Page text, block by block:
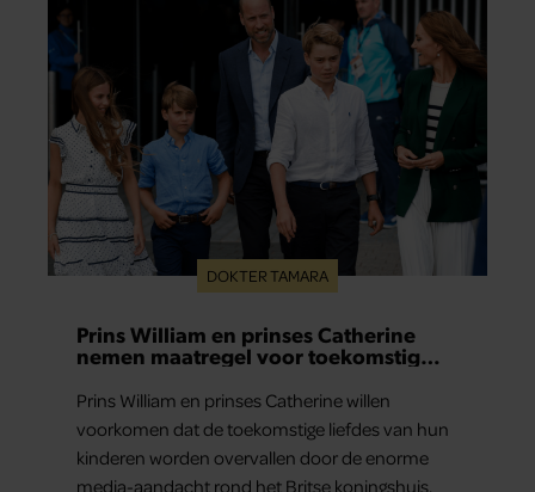
DOKTER TAMARA
Prins William en prinses Catherine
nemen maatregel voor toekomstig
Prins William en prinses Catherine willen
voorkomen dat de toekomstige liefdes van hun
kinderen worden overvallen door de enorme
media-aandacht rond het Britse koningshuis.